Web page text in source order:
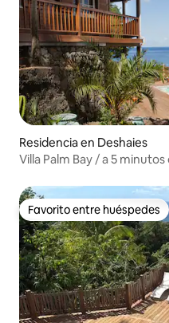
Residencia en Deshaies
Villa Palm Bay / a 5
Favorito entre huéspedes
Favorito entre huéspedes